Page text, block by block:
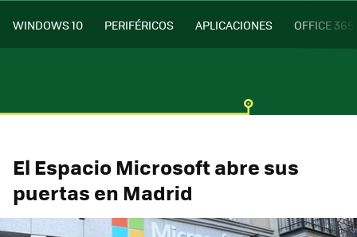
WINDOWS 10 PERIFÉRICOS APLICACIONES OFFICE 365
El Espacio Microsoft abre sus
puertas en Madrid